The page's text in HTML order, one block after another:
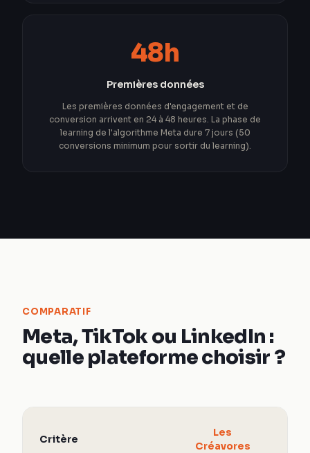
48h
Premières données
Les premières données d'engagement et de
conversion arrivent en 24 à 48 heures. La phase de
learning de l'algorithme Meta dure 7 jours (50
conversions minimum pour sortir du learning).
COMPARATIF
Meta, TikTok ou LinkedIn :
quelle plateforme choisir ?
Critère
Les
Créavores